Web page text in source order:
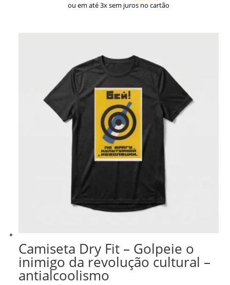
ou em até 3x sem juros no cartão
Camiseta Dry Fit – Golpeie o
inimigo da revolução cultural –
antialcoolismo